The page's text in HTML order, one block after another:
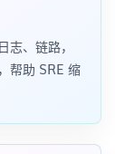
、链路，
帮助 SRE 缩